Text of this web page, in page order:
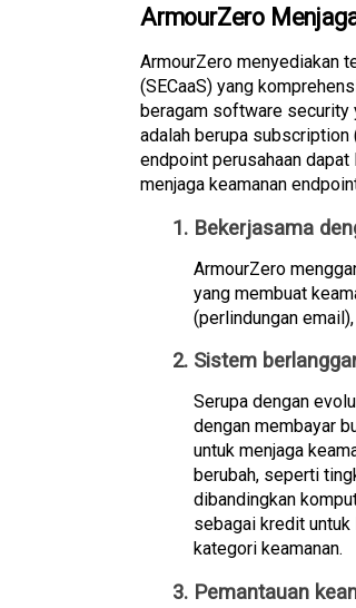
ArmourZero
ArmourZero menyediakan
(SECaaS) yang
beragam software security
adalah berupa subscription
endpoint perusahaan
menjaga keamanan
Bekerjasama
ArmourZero
yang membuat
(perlindungan
Sistem
Serupa dengan
dengan membayar
untuk menjaga
berubah, seperti
dibandingkan
sebagai kredit untuk
kategori keamanan.
Pemantauan